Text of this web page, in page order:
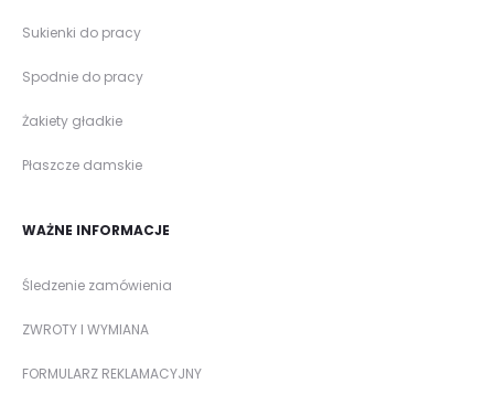
Sukienki do pracy
Spodnie do pracy
Żakiety gładkie
Płaszcze damskie
WAŻNE INFORMACJE
Śledzenie zamówienia
ZWROTY I WYMIANA
FORMULARZ REKLAMACYJNY